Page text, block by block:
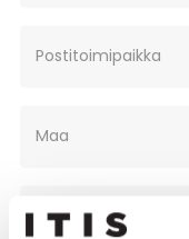
Postitoimipaikka
Maa
Puhelin